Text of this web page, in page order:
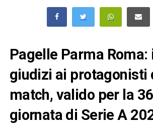
Pagelle Parma Roma:
giudizi ai protagonisti
match, valido per la
giornata di Serie A